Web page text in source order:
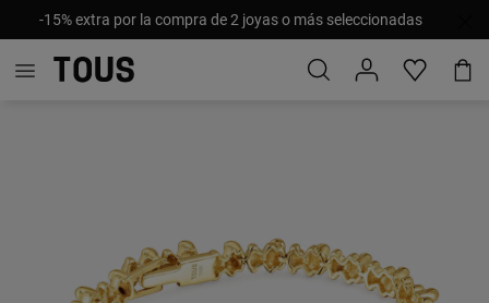
-15% extra por la compra de 2 joyas o más seleccionadas